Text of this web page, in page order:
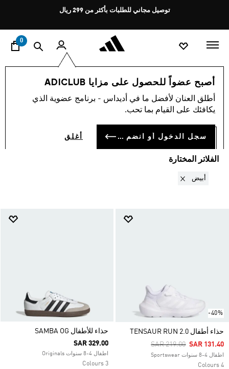
Pause
rotation
توصيل مجاني للطلبات بأكثر من 299 ريال
0
أصبح عضواً للحصول على مزايا ADICLUB
أطلق العنان لأفضل ما في أديداس - برنامج عضوية الذي
يكافئك على القيام بما تحب.
سجل الدخول أو انضم الآن أغلق
الأطفال الأحدث والأكثر رواجًا الأكثر مبيعًا⭐
أبيض·الأكثر مبيعًا⭐
الفلاتر المختارة
أبيض Remove filter Currently Refined by ألوان: أبيض
-40%
حذاء أطفال TENSAUR RUN 2.0
Price Reduced From
SAR 219.00ToSAR 131.40
اطفال 4-8 سنوات Sportswear
4 Colours
حذاء للأطفال SAMBA OG
SAR 329.00
اطفال 4-8 سنوات Originals
3 Colours